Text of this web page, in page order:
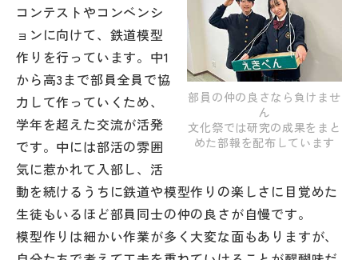
よみもの
学校からのお知らせ
学校HP最新情報
特集
NettyLandかわら版
その他
部員の仲の良さなら負けませ
ん
文化祭では研究の成果をまと
めた部報を配布しています
コンテストやコンベンシ
ョンに向けて、鉄道模型
作りを行っています。中1
から高3まで部員全員で協
力して作っていくため、
学年を超えた交流が活発
です。中には部活の雰囲
気に惹かれて入部し、活
動を続けるうちに鉄道や模型作りの楽しさに目覚めた
生徒もいるほど部員同士の仲の良さが自慢です。
模型作りは細かい作業が多く大変な面もありますが、